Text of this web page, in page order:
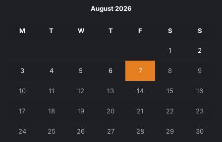
August 2026
M T W T F S S
1 2
3 4 5 6 7 8 9
10 11 12 13 14 15 16
17 18 19 20 21 22 23
24 25 26 27 28 29 30